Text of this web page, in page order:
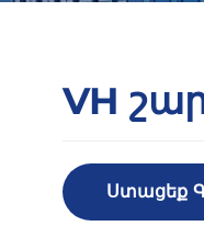
VH
Ստացեք